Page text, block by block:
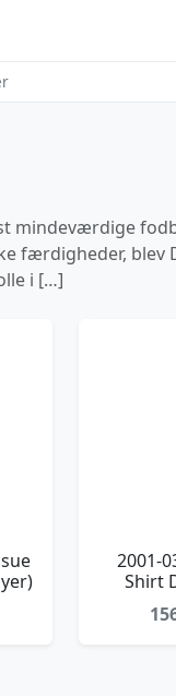
mindeværdige
færdigheder, blev
i […]
2001-
Shirt